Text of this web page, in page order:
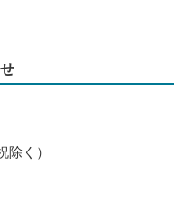
除く）